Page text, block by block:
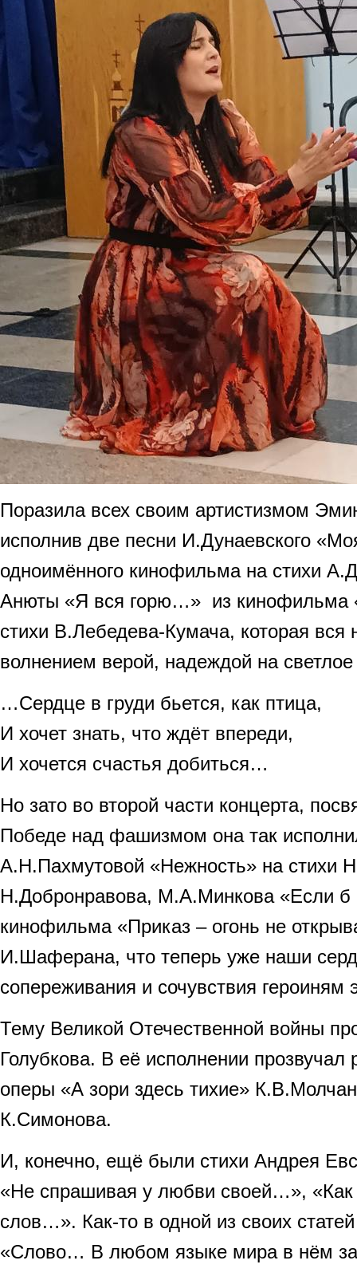
Поразила всех своим артистизмом
исполнив две песни И.Дунаевского
одноимённого кинофильма на стихи
Анюты «Я вся горю…» из кинофильма
стихи В.Лебедева-Кумача, которая вся
волнением верой, надеждой на
…Сердце в груди бьется, как птица,
И хочет знать, что ждёт впереди,
И хочется счастья добиться…
Но зато во второй части концерта,
Победе над фашизмом она так
А.Н.Пахмутовой «Нежность» на стихи
Н.Добронравова, М.А.Минкова «Если
кинофильма «Приказ – огонь не
И.Шаферана, что теперь уже наши
сопереживания и сочувствия героиням
Тему Великой Отечественной войны
Голубкова. В её исполнении
оперы «А зори здесь тихие»
К.Симонова.
И, конечно, ещё были стихи Андрея
«Не спрашивая у любви своей…», «Как
слов…». Как-то в одной из своих
«Слово… В любом языке мира в нём